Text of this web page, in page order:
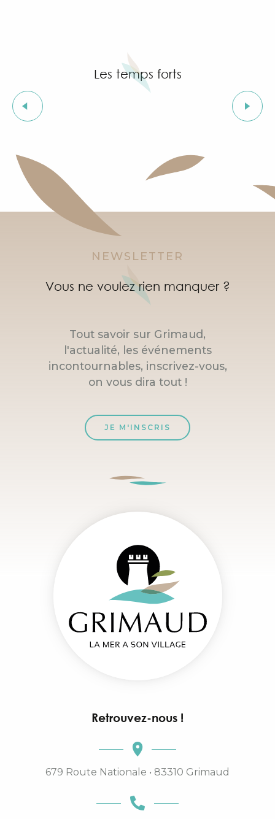
"Cartel del Chipo" à l'After Beach
Exposition d'art tribal Gond "Jungle indienne" par
Grimaud Art Urbain - Festival de street art
Visite guidée du village de Grimaud (guide privée)
Exposition "Le château de Grimaud"
"SOS Cartel Radio" à l'After Beach
Les temps forts
NEWSLETTER
Vous ne voulez rien manquer ?
Tout savoir sur Grimaud,
l'actualité, les événements
incontournables, inscrivez-vous,
on vous dira tout !
JE M'INSCRIS
Retrouvez-nous !
679 Route Nationale • 83310 Grimaud